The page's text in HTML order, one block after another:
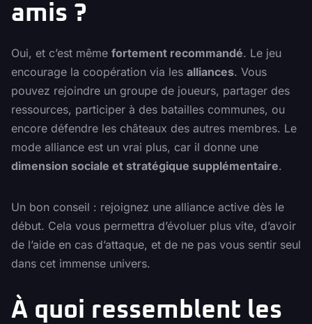
amis ?
Oui, et c’est même fortement recommandé. Le jeu
encourage la coopération via les alliances. Vous
pouvez rejoindre un groupe de joueurs, partager des
ressources, participer à des batailles communes, ou
encore défendre les châteaux des autres membres. Le
mode alliance est un vrai plus, car il donne une
dimension sociale et stratégique supplémentaire.
Un bon conseil : rejoignez une alliance active dès le
début. Cela vous permettra d’évoluer plus vite, d’avoir
de l’aide en cas d’attaque, et de ne pas vous sentir seul
dans cet immense univers.
À quoi ressemblent les